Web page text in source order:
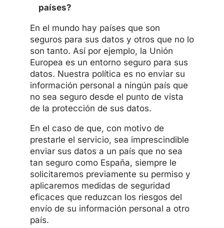
países?
En el mundo hay países que son
seguros para sus datos y otros que no lo
son tanto. Así por ejemplo, la Unión
Europea es un entorno seguro para sus
datos. Nuestra política es no enviar su
información personal a ningún país que
no sea seguro desde el punto de vista
de la protección de sus datos.
En el caso de que, con motivo de
prestarle el servicio, sea imprescindible
enviar sus datos a un país que no sea
tan seguro como España, siempre le
solicitaremos previamente su permiso y
aplicaremos medidas de seguridad
eficaces que reduzcan los riesgos del
envío de su información personal a otro
país.